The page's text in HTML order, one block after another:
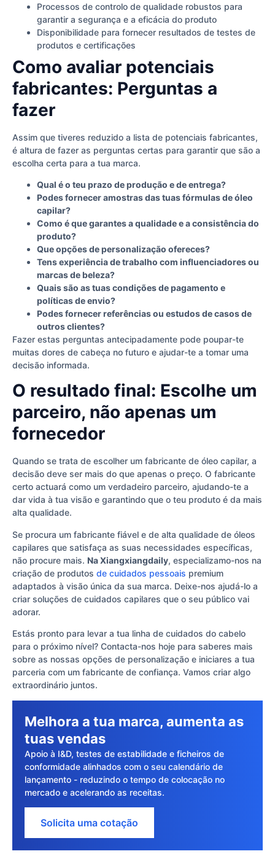
Processos de controlo de qualidade robustos para
garantir a segurança e a eficácia do produto
Disponibilidade para fornecer resultados de testes de
produtos e certificações
Como avaliar potenciais
fabricantes: Perguntas a
fazer
Assim que tiveres reduzido a lista de potenciais fabricantes,
é altura de fazer as perguntas certas para garantir que são a
escolha certa para a tua marca.
Qual é o teu prazo de produção e de entrega?
Podes fornecer amostras das tuas fórmulas de óleo
capilar?
Como é que garantes a qualidade e a consistência do
produto?
Que opções de personalização ofereces?
Tens experiência de trabalho com influenciadores ou
marcas de beleza?
Quais são as tuas condições de pagamento e
políticas de envio?
Podes fornecer referências ou estudos de casos de
outros clientes?
Fazer estas perguntas antecipadamente pode poupar-te
muitas dores de cabeça no futuro e ajudar-te a tomar uma
decisão informada.
O resultado final: Escolhe um
parceiro, não apenas um
fornecedor
Quando se trata de escolher um fabricante de óleo capilar, a
decisão deve ser mais do que apenas o preço. O fabricante
certo actuará como um verdadeiro parceiro, ajudando-te a
dar vida à tua visão e garantindo que o teu produto é da mais
alta qualidade.
Se procura um fabricante fiável e de alta qualidade de óleos
capilares que satisfaça as suas necessidades específicas,
não procure mais. Na Xiangxiangdaily, especializamo-nos na
criação de produtos de cuidados pessoais premium
adaptados à visão única da sua marca. Deixe-nos ajudá-lo a
criar soluções de cuidados capilares que o seu público vai
adorar.
Estás pronto para levar a tua linha de cuidados do cabelo
para o próximo nível? Contacta-nos hoje para saberes mais
sobre as nossas opções de personalização e iniciares a tua
parceria com um fabricante de confiança. Vamos criar algo
extraordinário juntos.
Melhora a tua marca, aumenta as
tuas vendas
Apoio à I&D, testes de estabilidade e ficheiros de
conformidade alinhados com o seu calendário de
lançamento - reduzindo o tempo de colocação no
mercado e acelerando as receitas.
Solicita uma cotação